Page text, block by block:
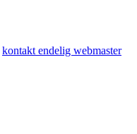
kontakt endelig webmaster